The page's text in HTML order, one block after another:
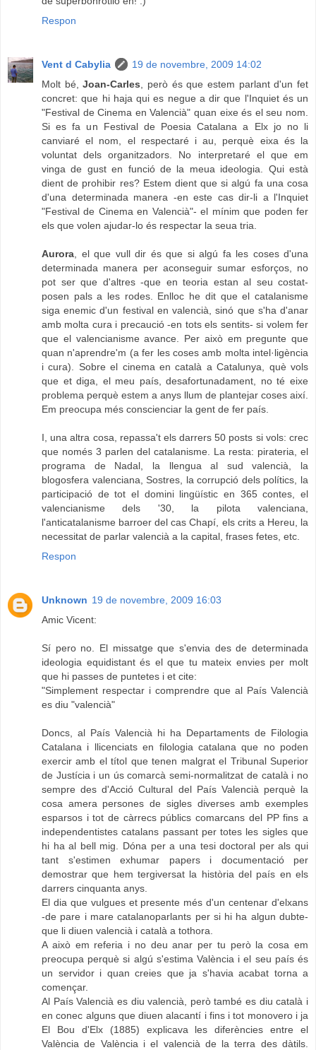
Respon
Vent d Cabylia
19 de novembre, 2009 14:02
Molt bé,Joan-Carles , però és que estem parlant d'un fet
concret: que hi haja qui es negue a dir que l'Inquiet és un
"Festival de Cinema en Valencià" quan eixe és el seu nom.
Si es fa un Festival de Poesia Catalana a Elx jo no li
canviaré el nom, el respectaré i au, perquè eixa és la
voluntat dels organitzadors. No interpretaré el que em
vinga de gust en funció de la meua ideologia. Qui està
dient de prohibir res? Estem dient que si algú fa una cosa
d'una determinada manera -en este cas dir-li a l'Inquiet
"Festival de Cinema en Valencià"- el mínim que poden fer
els que volen ajudar-lo és respectar la seua tria.
Aurora , el que vull dir és que si algú fa les coses d'una
determinada manera per aconseguir sumar esforços, no
pot ser que d'altres -que en teoria estan al seu costat-
posen pals a les rodes. Enlloc he dit que el catalanisme
siga enemic d'un festival en valencià, sinó que s'ha d'anar
amb molta cura i precaució -en tots els sentits- si volem fer
que el valencianisme avance. Per això em pregunte que
quan n'aprendre'm (a fer les coses amb molta intel·ligència
i cura). Sobre el cinema en català a Catalunya, què vols
que et diga, el meu país, desafortunadament, no té eixe
problema perquè estem a anys llum de plantejar coses així.
Em preocupa més conscienciar la gent de fer país.
I, una altra cosa, repassa't els darrers 50 posts si vols: crec
que només 3 parlen del catalanisme. La resta: pirateria, el
programa de Nadal, la llengua al sud valencià, la
blogosfera valenciana, Sostres, la corrupció dels polítics, la
participació de tot el domini lingüístic en 365 contes, el
valencianisme dels '30, la pilota valenciana,
l'anticatalanisme barroer del cas Chapí, els crits a Hereu, la
necessitat de parlar valencià a la capital, frases fetes, etc.
Respon
Unknown 19 de novembre, 2009 16:03
Amic Vicent:
Sí pero no. El missatge que s'envia des de determinada
ideologia equidistant és el que tu mateix envies per molt
que hi passes de puntetes i et cite:
"Simplement respectar i comprendre que al País Valencià
es diu "valencià"
Doncs, al País Valencià hi ha Departaments de Filologia
Catalana i llicenciats en filologia catalana que no poden
exercir amb el títol que tenen malgrat el Tribunal Superior
de Justícia i un ús comarcà semi-normalitzat de català i no
sempre des d'Acció Cultural del País Valencià perquè la
cosa amera persones de sigles diverses amb exemples
esparsos i tot de càrrecs públics comarcans del PP fins a
independentistes catalans passant per totes les sigles que
hi ha al bell mig. Dóna per a una tesi doctoral per als qui
tant s'estimen exhumar papers i documentació per
demostrar que hem tergiversat la història del país en els
darrers cinquanta anys.
El dia que vulgues et presente més d'un centenar d'elxans
-de pare i mare catalanoparlants per si hi ha algun dubte-
que li diuen valencià i català a tothora.
A això em referia i no deu anar per tu però la cosa em
preocupa perquè si algú s'estima València i el seu país és
un servidor i quan creies que ja s'havia acabat torna a
començar.
Al País Valencià es diu valencià, però també es diu català i
en conec alguns que diuen alacantí i fins i tot monovero i ja
El Bou d'Elx (1885) explicava les diferències entre el
València de València i el valencià de la terra des dàtils.